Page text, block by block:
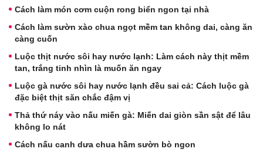
Cách làm món cơm cuộn rong biển ngon tại nhà
Cách làm sườn xào chua ngọt mềm tan không dai, càng ăn
càng cuốn
Luộc thịt nước sôi hay nước lạnh: Làm cách này thịt mềm
tan, trắng tinh nhìn là muốn ăn ngay
Luộc gà nước sôi hay nước lạnh đều sai cả: Cách luộc gà
đặc biệt thịt săn chắc đậm vị
Thả thứ náy vào nấu miến gà: Miến dai giòn sần sật để lâu
không lo nát
Cách nấu canh dưa chua hầm sườn bò ngon